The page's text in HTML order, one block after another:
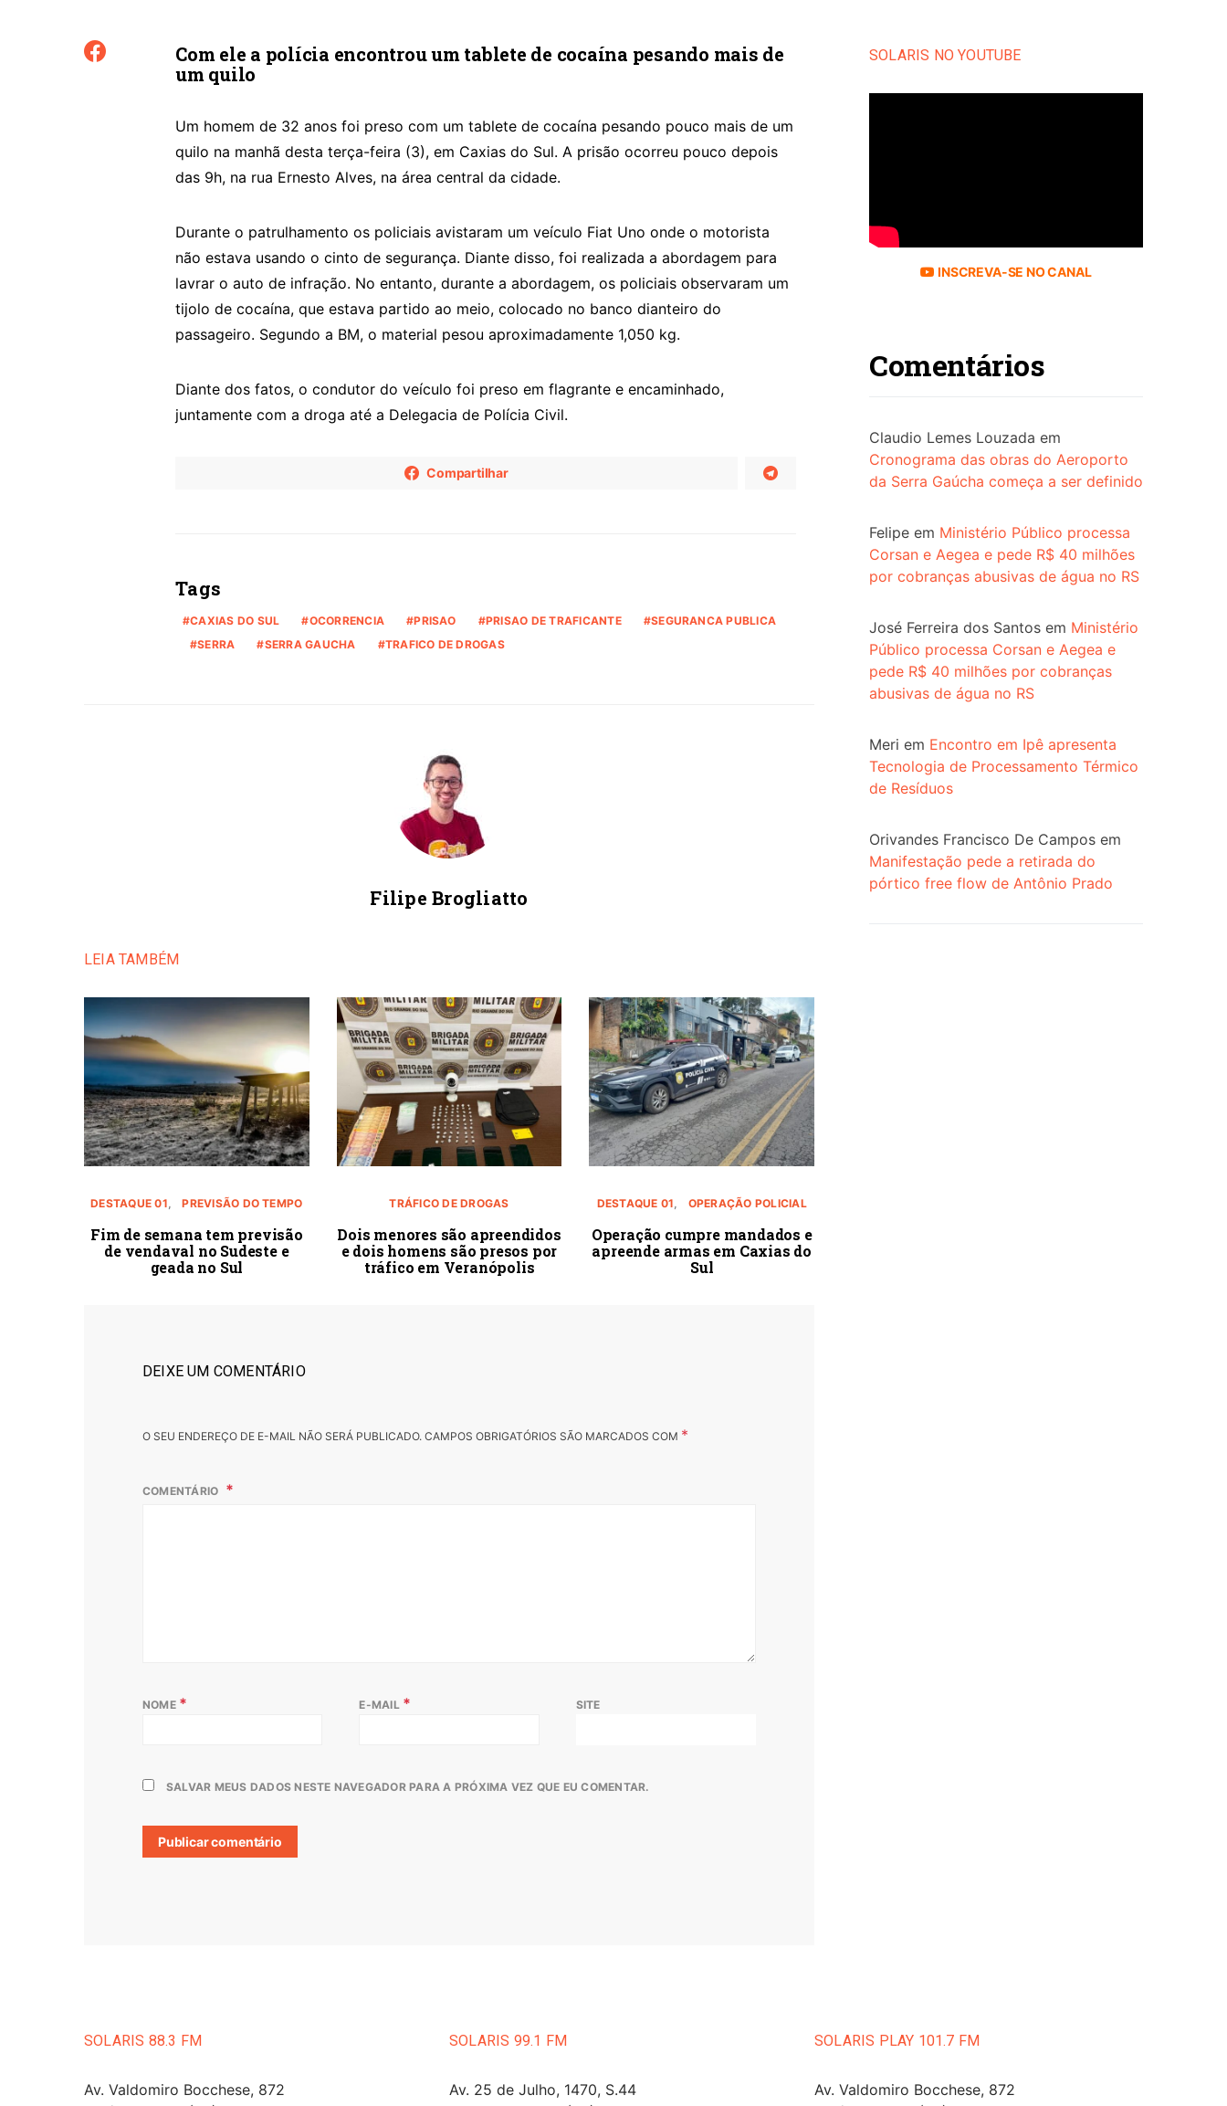
Com ele a polícia encontrou um tablete de cocaína pesando mais de
um quilo
Um homem de 32 anos foi preso com um tablete de cocaína pesando pouco mais de um
quilo na manhã desta terça-feira (3), em Caxias do Sul. A prisão ocorreu pouco depois
das 9h, na rua Ernesto Alves, na área central da cidade.
Durante o patrulhamento os policiais avistaram um veículo Fiat Uno onde o motorista
não estava usando o cinto de segurança. Diante disso, foi realizada a abordagem para
lavrar o auto de infração. No entanto, durante a abordagem, os policiais observaram um
tijolo de cocaína, que estava partido ao meio, colocado no banco dianteiro do
passageiro. Segundo a BM, o material pesou aproximadamente 1,050 kg.
Diante dos fatos, o condutor do veículo foi preso em flagrante e encaminhado,
juntamente com a droga até a Delegacia de Polícia Civil.
Compartilhar
Tags
CAXIAS DO SUL OCORRENCIA PRISAO PRISAO DE TRAFICANTE
SEGURANCA PUBLICA
SERRA
SERRA GAUCHA TRAFICO DE DROGAS
Filipe Brogliatto
LEIA TAMBÉM
DESTAQUE 01 PREVISÃO DO TEMPO
Fim de semana tem previsão
de vendaval no Sudeste e
geada no Sul
TRÁFICO DE DROGAS
Dois menores são apreendidos
e dois homens são presos por
tráfico em Veranópolis
DESTAQUE 01 OPERAÇÃO POLICIAL
Operação cumpre mandados e
apreende armas em Caxias do
Sul
DEIXE UM COMENTÁRIO
O SEU ENDEREÇO DE E-MAIL NÃO SERÁ PUBLICADO. CAMPOS OBRIGATÓRIOS SÃO MARCADOS COM *
COMENTÁRIO
NOME * E-MAIL * SITE
SALVAR MEUS DADOS NESTE NAVEGADOR PARA A PRÓXIMA VEZ QUE EU COMENTAR.
SOLARIS NO YOUTUBE
INSCREVA-SE NO CANAL
Comentários
Claudio Lemes Louzada em
Cronograma das obras do Aeroporto
da Serra Gaúcha começa a ser definido
Felipe em Ministério Público processa
Corsan e Aegea e pede R$ 40 milhões
por cobranças abusivas de água no RS
José Ferreira dos Santos em Ministério
Público processa Corsan e Aegea e
pede R$ 40 milhões por cobranças
abusivas de água no RS
Meri em Encontro em Ipê apresenta
Tecnologia de Processamento Térmico
de Resíduos
Orivandes Francisco De Campos em
Manifestação pede a retirada do
pórtico free flow de Antônio Prado
SOLARIS 88.3 FM
Av. Valdomiro Bocchese, 872
SOLARIS 99.1 FM
Av. 25 de Julho, 1470, S.44
SOLARIS PLAY 101.7 FM
Av. Valdomiro Bocchese, 872